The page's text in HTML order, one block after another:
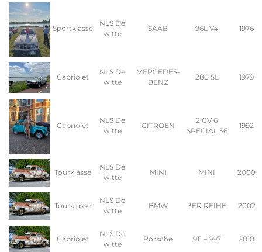
Sportklasse
NLS De
witte
SAAB 96L V4 1976
Cabriolet
NLS De
witte
MERCEDES-
BENZ
280 SL 1979
Cabriolet
NLS De
witte
CITROEN
2 CV 6
SPECIAL S6
1992
Tourklasse
NLS De
witte
MINI MINI 2000
Tourklasse
NLS De
witte
BMW 3ER REIHE 2002
Cabriolet
NLS De
witte
Porsche 911 – 997 2010